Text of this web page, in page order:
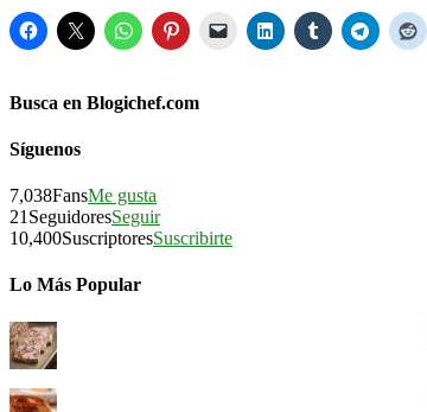
Busca en Blogichef.com
Síguenos
7,038FansMe gusta
21 SeguidoresSeguir
10,400SuscriptoresSuscribirte
Lo Más Popular